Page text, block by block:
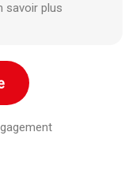
savoir plus